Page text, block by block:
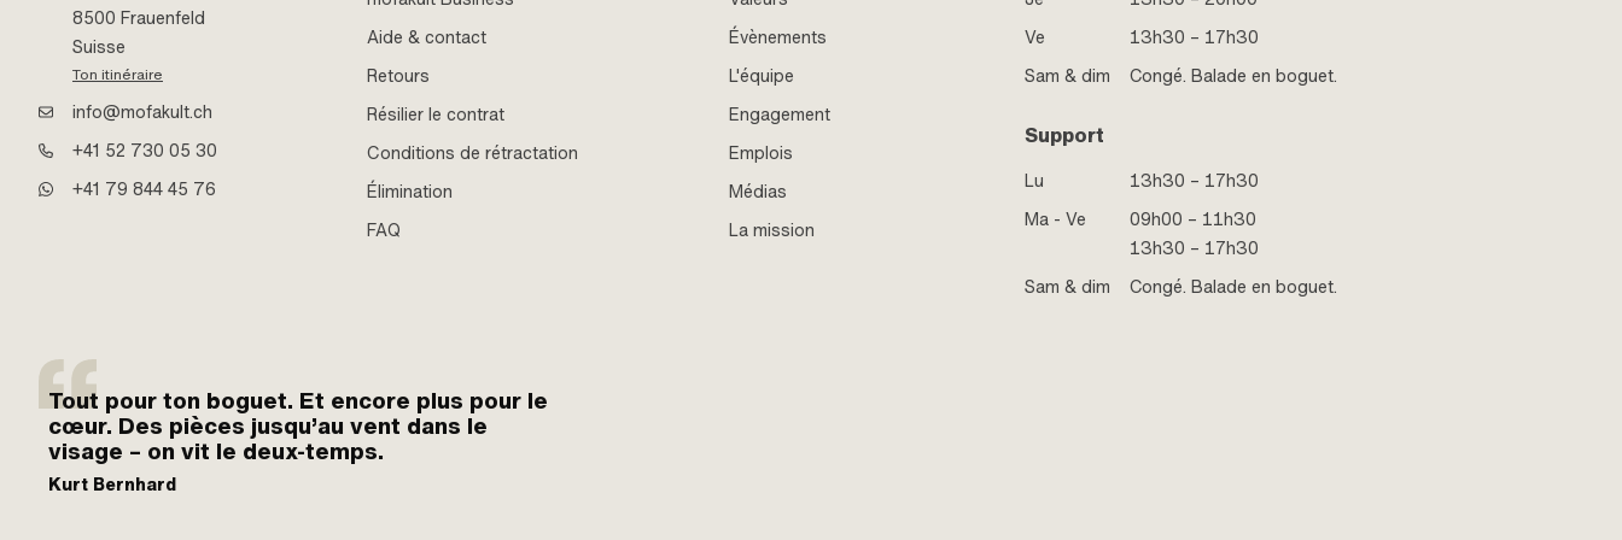
8500 Frauenfeld
Suisse
Ton itinéraire
info@mofakult.ch
+41 52 730 05 30
+41 79 844 45 76
Aide & contact
Retours
Résilier le contrat
Conditions de rétractation
Élimination
FAQ
Évènements
L'équipe
Engagement
Emplois
Médias
La mission
Ve
13h30 – 17h30
Sam & dim
Congé. Balade en boguet.
Support
Lu
13h30 – 17h30
Ma - Ve
09h00 – 11h30
13h30 – 17h30
Sam & dim
Congé. Balade en boguet.
Tout pour ton boguet. Et encore plus pour le
cœur. Des pièces jusqu’au vent dans le
visage – on vit le deux-temps.
Kurt Bernhard